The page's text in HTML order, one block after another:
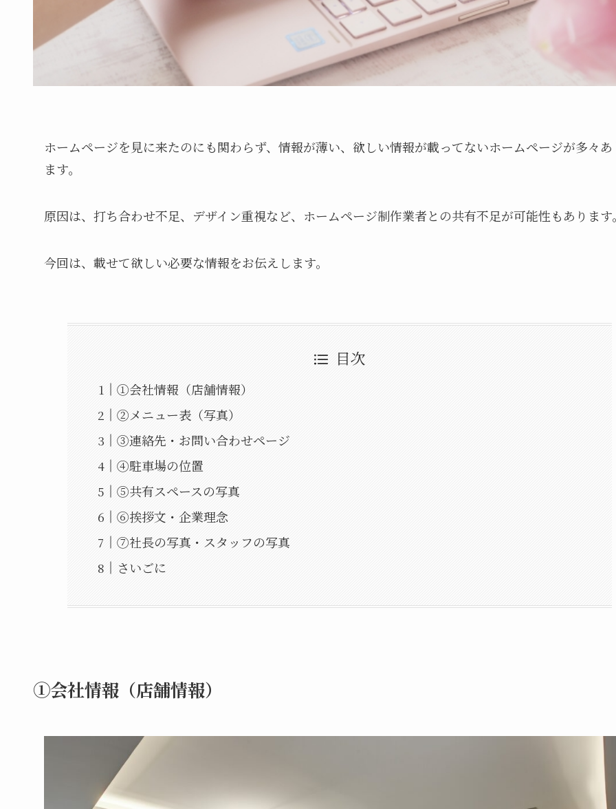
ホームページを見に来たのにも関わらず、情報が薄い、欲しい情報が載ってないホームページが多々あ
ます。
原因は、打ち合わせ不足、デザイン重視など、ホームページ制作業者との共有不足が可能性もあります
今回は、載せて欲しい必要な情報をお伝えします。
目次
①会社情報（店舗情報）
②メニュー表（写真）
③連絡先・お問い合わせページ
④駐車場の位置
⑤共有スペースの写真
⑥挨拶文・企業理念
⑦社長の写真・スタッフの写真
さいごに
①会社情報（店舗情報）